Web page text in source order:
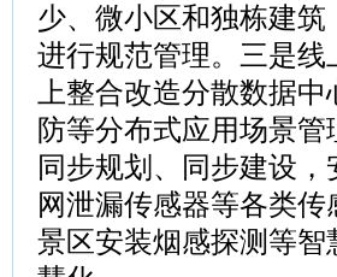
少、微小区和独栋建
进行规范管理。三是
上整合改造分散数据
防等分布式应用场景
同步规划、同步建设
网泄漏传感器等各类
景区安装烟感探测等